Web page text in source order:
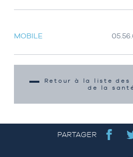
MOBILE
Retour à la liste des
de la
PARTAGER